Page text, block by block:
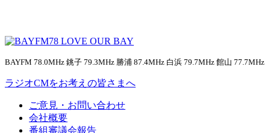
BAYFM 78.0MHz 銚子 79.3MHz 勝浦 87.4MHz 白浜 79.7MHz 館山 77.7MHz
ラジオCMをお考えの皆さまへ
ご意見・お問い合わせ
会社概要
番組審議会報告